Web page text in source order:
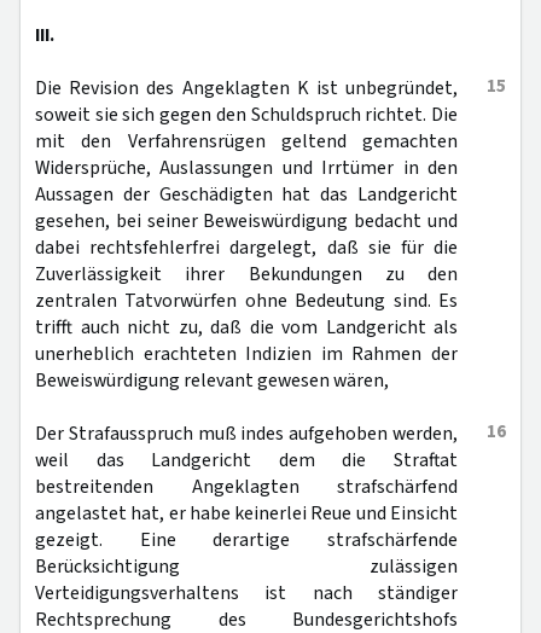
III.
15
Die Revision des Angeklagten K ist unbegründet,
soweit sie sich gegen den Schuldspruch richtet. Die
mit den Verfahrensrügen geltend gemachten
Widersprüche, Auslassungen und Irrtümer in den
Aussagen der Geschädigten hat das Landgericht
gesehen, bei seiner Beweiswürdigung bedacht und
dabei rechtsfehlerfrei dargelegt, daß sie für die
Zuverlässigkeit ihrer Bekundungen zu den
zentralen Tatvorwürfen ohne Bedeutung sind. Es
trifft auch nicht zu, daß die vom Landgericht als
unerheblich erachteten Indizien im Rahmen der
Beweiswürdigung relevant gewesen wären,
16
Der Strafausspruch muß indes aufgehoben werden,
weil das Landgericht dem die Straftat
bestreitenden Angeklagten strafschärfend
angelastet hat, er habe keinerlei Reue und Einsicht
gezeigt. Eine derartige strafschärfende
Berücksichtigung zulässigen
Verteidigungsverhaltens ist nach ständiger
Rechtsprechung des Bundesgerichtshofs